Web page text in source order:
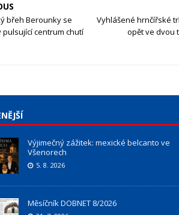
břeh Berounky se
pulsující centrum chutí
Vyhlášené hrnčířské
opět ve dvou
Výjimečný zážitek: mexické belcanto ve
Všenorech
5. 8. 2026
Měsíčník DOBNET 8/2026